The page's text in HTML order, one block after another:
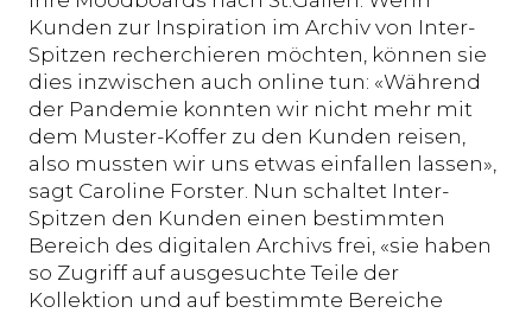
Kunden zur Inspiration im Archiv von Inter-
Spitzen recherchieren möchten, können sie
dies inzwischen auch online tun: «Während
der Pandemie konnten wir nicht mehr mit
dem Muster-Koffer zu den Kunden reisen,
also mussten wir uns etwas einfallen lassen»,
sagt Caroline Forster. Nun schaltet Inter-
Spitzen den Kunden einen bestimmten
Bereich des digitalen Archivs frei, «sie haben
so Zugriff auf ausgesuchte Teile der
Kollektion und auf bestimmte Bereiche